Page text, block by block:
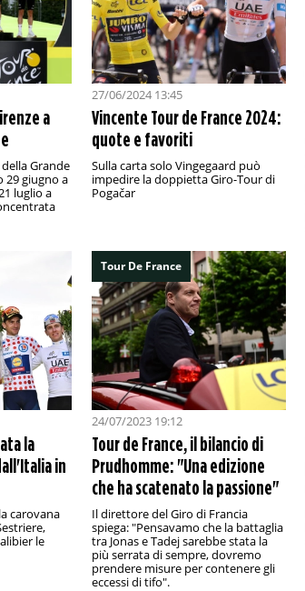
a
Grande
29 giugno a
luglio a
27/06/2024 13:45
Vincente Tour de France 2024:
quote e favoriti
Sulla carta solo Vingegaard può
impedire la doppietta Giro-Tour di
Pogačar
la
in
carovana
le
Tour De France
24/07/2023 19:12
Tour de France, il bilancio di
Prudhomme: "Una edizione
che ha scatenato la passione"
Il direttore del Giro di Francia
spiega: "Pensavamo che la battaglia
tra Jonas e Tadej sarebbe stata la
più serrata di sempre, dovremo
prendere misure per contenere gli
eccessi di tifo".